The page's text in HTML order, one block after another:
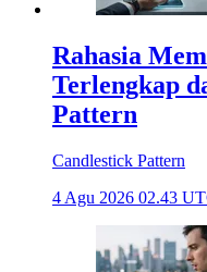
Rahasia
Terlengkap
Pattern
Candlestick Pattern
4 Agu 2026 02.43